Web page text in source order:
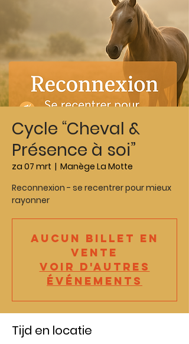
Cycle “Cheval &
Présence à soi”
za 07 mrt
  |
Manège La Motte
Reconnexion - se recentrer pour mieux
rayonner
Aucun billet en
vente
Voir d'autres
événements
Tijd en locatie